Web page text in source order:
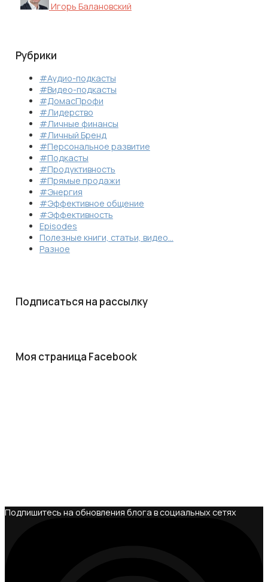
Игорь Балановский
Рубрики
#Аудио-подкасты
#Видео-подкасты
#ДомасПрофи
#Лидерство
#Личные финансы
#Личный Бренд
#Персональное развитие
#Подкасты
#Продуктивность
#Прямые продажи
#Энергия
#Эффективное общение
#Эффективность
Episodes
Полезные книги, статьи, видео…
Разное
Подписаться на рассылку
Моя страница Facebook
Подпишитесь на обновления блога в социальных сетях